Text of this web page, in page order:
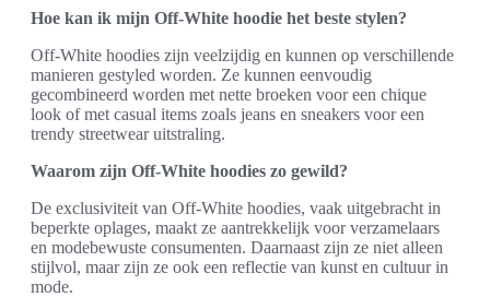
Hoe kan ik mijn Off-White hoodie het beste stylen?
Off-White hoodies zijn veelzijdig en kunnen op verschillende
manieren gestyled worden. Ze kunnen eenvoudig
gecombineerd worden met nette broeken voor een chique
look of met casual items zoals jeans en sneakers voor een
trendy streetwear uitstraling.
Waarom zijn Off-White hoodies zo gewild?
De exclusiviteit van Off-White hoodies, vaak uitgebracht in
beperkte oplages, maakt ze aantrekkelijk voor verzamelaars
en modebewuste consumenten. Daarnaast zijn ze niet alleen
stijlvol, maar zijn ze ook een reflectie van kunst en cultuur in
mode.